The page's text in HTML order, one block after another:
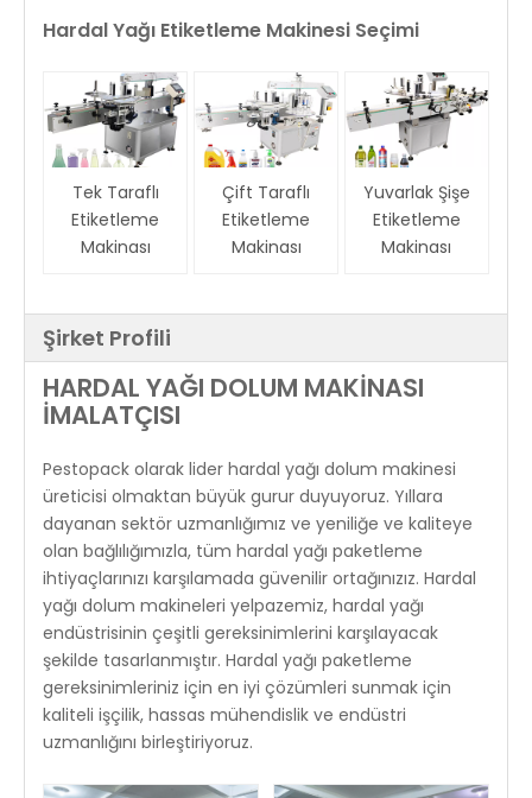
Hardal Yağı Etiketleme Makinesi Seçimi
Tek Taraflı
Etiketleme
Makinası
Çift Taraflı
Etiketleme
Makinası
Yuvarlak Şişe
Etiketleme
Makinası
Şirket Profili
HARDAL YAĞI DOLUM MAKİNASI
İMALATÇISI
Pestopack olarak lider hardal yağı dolum makinesi
üreticisi olmaktan büyük gurur duyuyoruz. Yıllara
dayanan sektör uzmanlığımız ve yeniliğe ve kaliteye
olan bağlılığımızla, tüm hardal yağı paketleme
ihtiyaçlarınızı karşılamada güvenilir ortağınızız. Hardal
yağı dolum makineleri yelpazemiz, hardal yağı
endüstrisinin çeşitli gereksinimlerini karşılayacak
şekilde tasarlanmıştır. Hardal yağı paketleme
gereksinimleriniz için en iyi çözümleri sunmak için
kaliteli işçilik, hassas mühendislik ve endüstri
uzmanlığını birleştiriyoruz.